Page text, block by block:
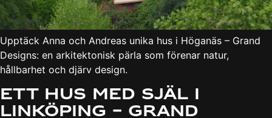
Upptäck Anna och Andreas unika hus i Höganäs – Grand
Designs: en arkitektonisk pärla som förenar natur,
hållbarhet och djärv design.
Ett hus med själ i
Linköping – Grand